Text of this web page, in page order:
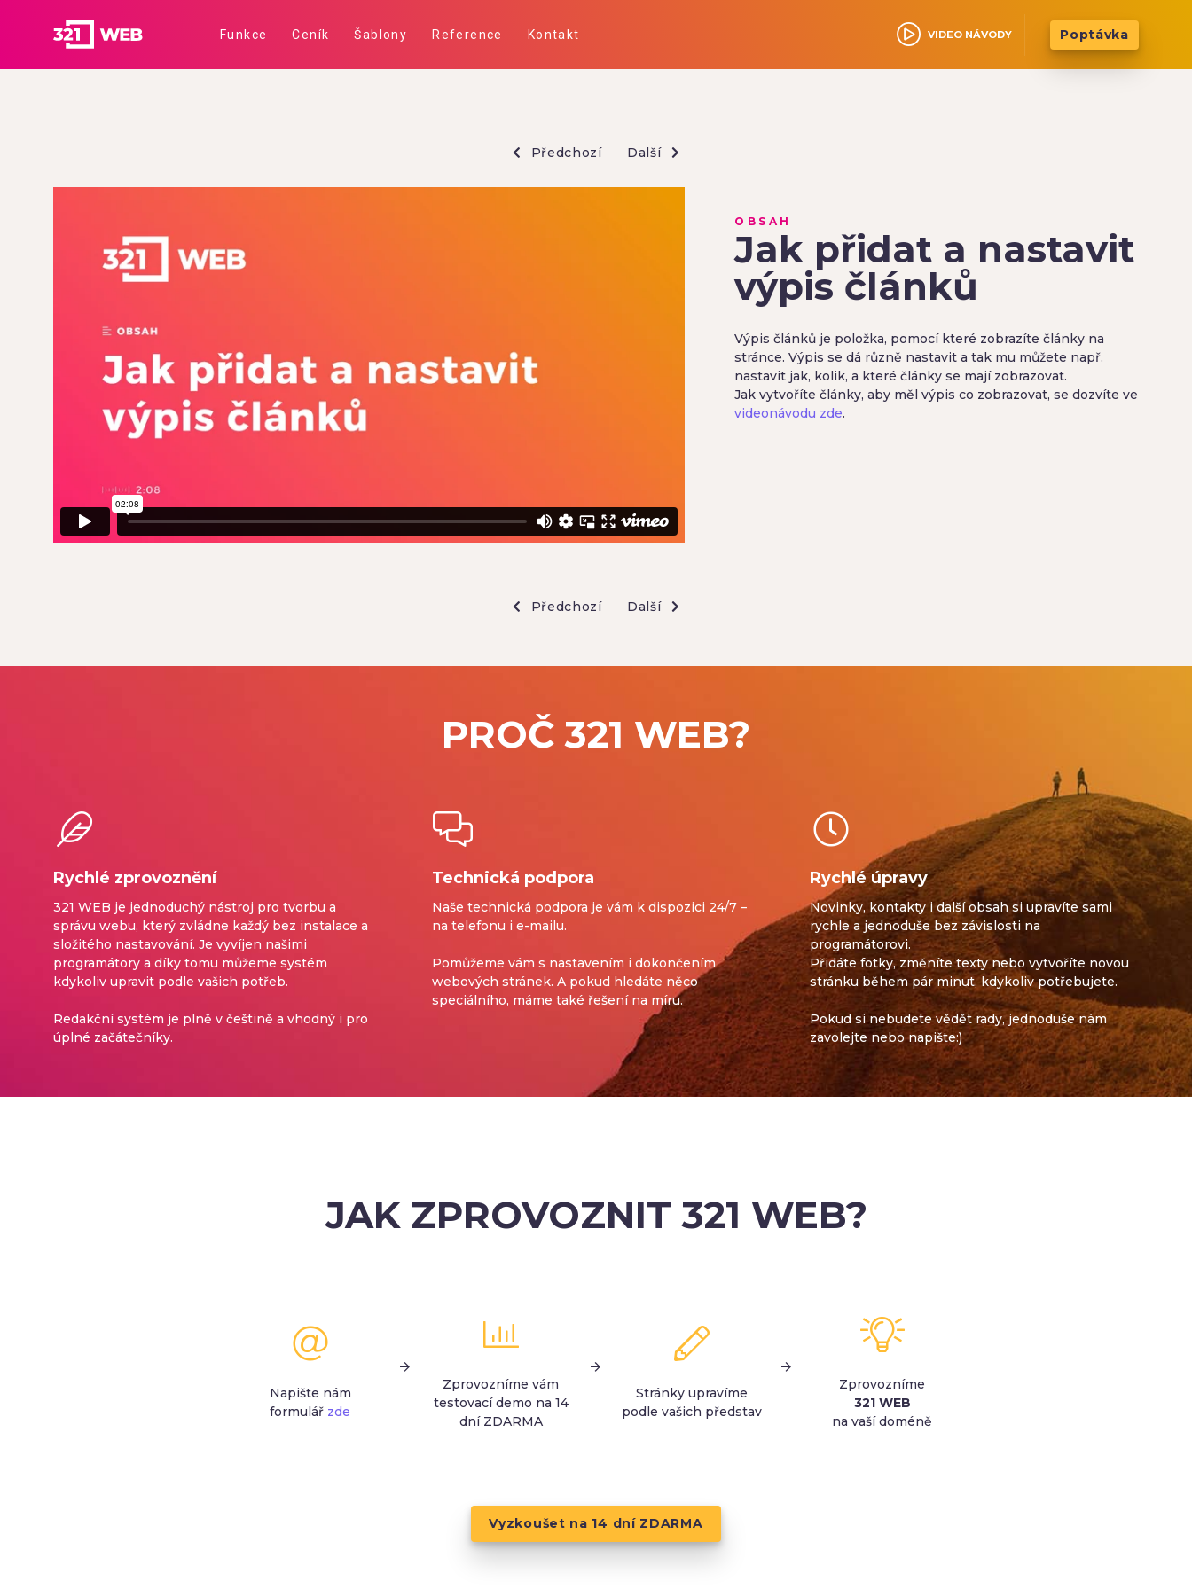
Funkce Ceník Šablony Reference Kontakt VIDEO NÁVODY Poptávka
Předchozí Další
OBSAH
Jak přidat a nastavit
výpis článků
Výpis článků je položka, pomocí které zobrazíte články na
stránce. Výpis se dá různě nastavit a tak mu můžete např.
nastavit jak, kolik, a které články se mají zobrazovat.
Jak vytvoříte články, aby měl výpis co zobrazovat, se dozvíte ve
videonávodu zde.
Předchozí Další
PROČ 321 WEB?
Rychlé zprovoznění
321 WEB je jednoduchý nástroj pro tvorbu a
správu webu, který zvládne každý bez instalace a
složitého nastavování. Je vyvíjen našimi
programátory a díky tomu můžeme systém
kdykoliv upravit podle vašich potřeb.
Redakční systém je plně v češtině a vhodný i pro
úplné začátečníky.
Technická podpora
Naše technická podpora je vám k dispozici 24/7 –
na telefonu i e-mailu.
Pomůžeme vám s nastavením i dokončením
webových stránek. A pokud hledáte něco
speciálního, máme také řešení na míru.
Rychlé úpravy
Novinky, kontakty i další obsah si upravíte sami
rychle a jednoduše bez závislosti na
programátorovi.
Přidáte fotky, změníte texty nebo vytvoříte novou
stránku během pár minut, kdykoliv potřebujete.
Pokud si nebudete vědět rady, jednoduše nám
zavolejte nebo napište:)
JAK ZPROVOZNIT 321 WEB?
Napište nám
formulář zde
Zprovozníme vám
testovací demo na 14
dní ZDARMA
Stránky upravíme
podle vašich představ
Zprovozníme
321 WEB
na vaší doméně
Vyzkoušet na 14 dní ZDARMA